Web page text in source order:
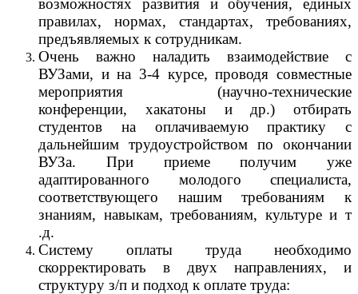
возможностях развития и обучения, единых
правилах, нормах, стандартах, требованиях,
предъявляемых к сотрудникам.
Очень важно наладить взаимодействие с
ВУЗами, и на 3-4 курсе, проводя совместные
мероприятия (научно-технические
конференции, хакатоны и др.) отбирать
студентов на оплачиваемую практику с
дальнейшим трудоустройством по окончании
ВУЗа. При приеме получим уже
адаптированного молодого специалиста,
соответствующего нашим требованиям к
знаниям, навыкам, требованиям, культуре и т
.д.
Систему оплаты труда необходимо
скорректировать в двух направлениях, и
структуру з/п и подход к оплате труда: